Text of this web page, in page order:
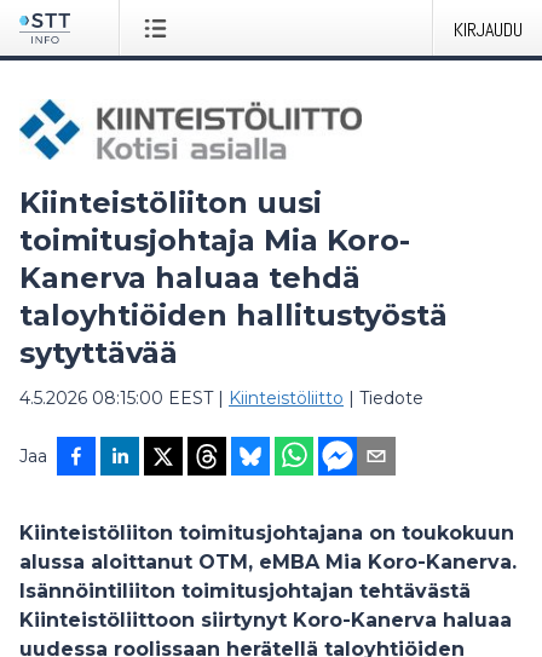
KIRJAUDU
Kiinteistöliiton uusi
toimitusjohtaja Mia Koro-
Kanerva haluaa tehdä
taloyhtiöiden hallitustyöstä
sytyttävää
4.5.2026 08:15:00 EEST| Kiinteistöliitto | Tiedote
Jaa
Kiinteistöliiton toimitusjohtajana on toukokuun
alussa aloittanut OTM, eMBA Mia Koro-Kanerva.
Isännöintiliiton toimitusjohtajan tehtävästä
Kiinteistöliittoon siirtynyt Koro-Kanerva haluaa
uudessa roolissaan herätellä taloyhtiöiden